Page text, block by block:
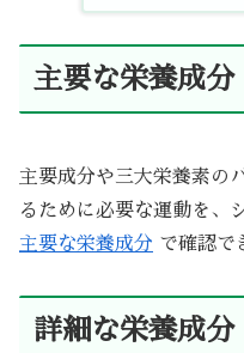
主要な栄養成分
主要成分や三大栄養素の
るために必要な運動を、
主要な栄養成分 で確認で
詳細な栄養成分